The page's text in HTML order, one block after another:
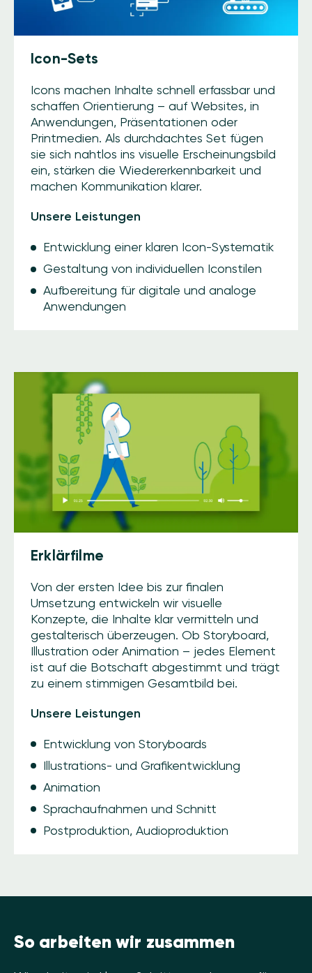
Icon-Sets
Icons machen Inhalte schnell erfassbar und
schaffen Orientierung – auf Websites, in
Anwendungen, Präsentationen oder
Printmedien. Als durchdachtes Set fügen
sie sich nahtlos ins visuelle Erscheinungsbild
ein, stärken die Wiedererkennbarkeit und
machen Kommunikation klarer.
Unsere Leistungen
Entwicklung einer klaren Icon-Systematik
Gestaltung von individuellen Iconstilen
Aufbereitung für digitale und analoge
Anwendungen
Erklärfilme
Von der ersten Idee bis zur finalen
Umsetzung entwickeln wir visuelle
Konzepte, die Inhalte klar vermitteln und
gestalterisch überzeugen. Ob Storyboard,
Illustration oder Animation – jedes Element
ist auf die Botschaft abgestimmt und trägt
zu einem stimmigen Gesamtbild bei.
Unsere Leistungen
Entwicklung von Storyboards
Illustrations- und Grafikentwicklung
Animation
Sprachaufnahmen und Schnitt
Postproduktion, Audioproduktion
So arbeiten wir zusammen